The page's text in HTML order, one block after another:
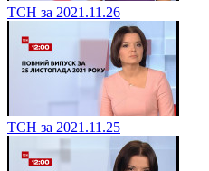
ТСН за 2021.11.26
ТСН за 2021.11.25